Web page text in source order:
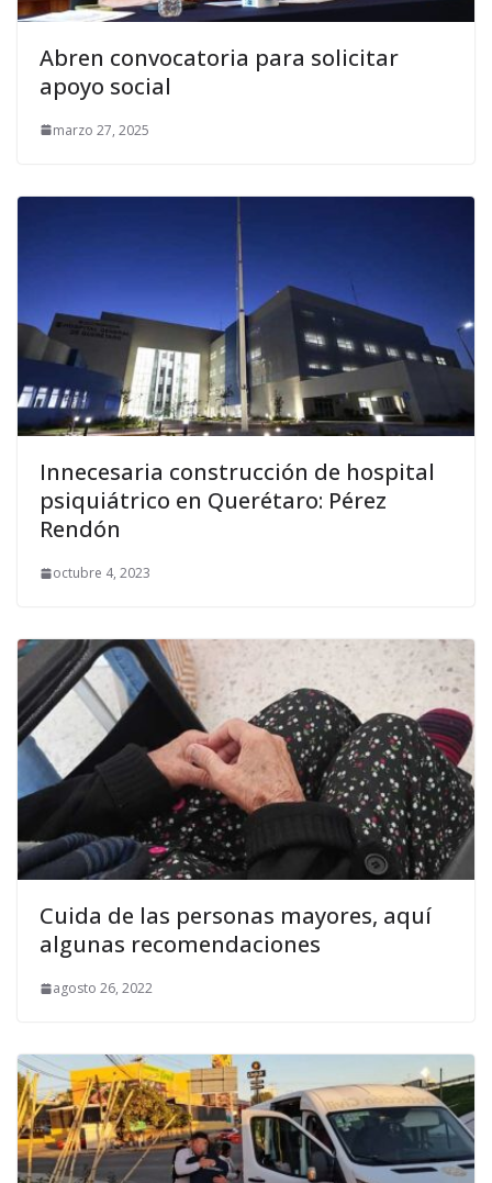
Abren convocatoria para solicitar
apoyo social
marzo 27, 2025
Innecesaria construcción de hospital
psiquiátrico en Querétaro: Pérez
Rendón
octubre 4, 2023
Cuida de las personas mayores, aquí
algunas recomendaciones
agosto 26, 2022